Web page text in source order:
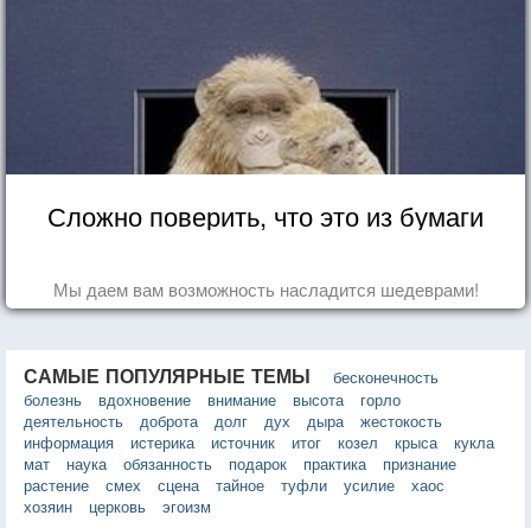
Сложно поверить, что это из бумаги
Мы даем вам возможность насладится шедеврами!
САМЫЕ ПОПУЛЯРНЫЕ ТЕМЫ
бесконечность
болезнь
вдохновение внимание высота
горло
деятельность
доброта долг дух дыра
жестокость
информация
истерика источник итог козел крыса
кукла
мат
наука обязанность подарок практика
признание
растение
смех сцена тайное туфли усилие
хаос
хозяин
церковь эгоизм